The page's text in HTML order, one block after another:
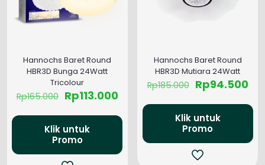
Hannochs Baret Round
HBR3D Bunga 24Watt
Tricolour
Rp165.000 Harga
aslinya
adalah:
Rp165.000.
Rp113.000Harga
ini
Rp113.000.
Klik untuk
Promo
Hannochs Baret Round
HBR3D Mutiara 24Watt
Rp185.000 Harga
aslinya
adalah:
Rp185.000.
Rp94.500
ini
Klik untuk
Promo